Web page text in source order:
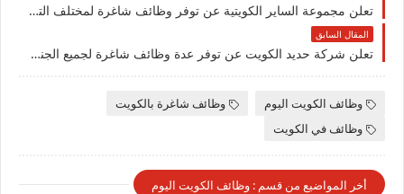
تعلن مجموعة الساير الكويتية عن توفر وظائف شاغرة لمختلف التخصصات
المقال السابق
تعلن شركة حديد الكويت عن توفر عدة وظائف شاغرة لجميع الجنسيات بمزايا عالية في الكويت
وظائف الكويت اليوم
وظائف شاغرة بالكويت
وظائف في الكويت
أخر المواضيع من قسم : وظائف الكويت اليوم